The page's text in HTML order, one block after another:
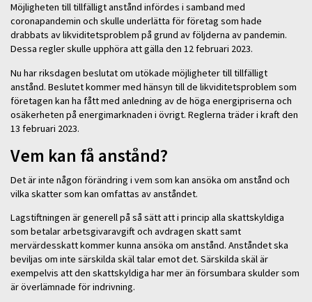
Möjligheten till tillfälligt anstånd infördes i samband med
coronapandemin och skulle underlätta för företag som hade
drabbats av likviditetsproblem på grund av följderna av pandemin.
Dessa regler skulle upphöra att gälla den 12 februari 2023.
Nu har riksdagen beslutat om utökade möjligheter till tillfälligt
anstånd. Beslutet kommer med hänsyn till de likviditetsproblem som
företagen kan ha fått med anledning av de höga energipriserna och
osäkerheten på energimarknaden i övrigt. Reglerna träder i kraft den
13 februari 2023.
Vem kan få anstånd?
Det är inte någon förändring i vem som kan ansöka om anstånd och
vilka skatter som kan omfattas av anståndet.
Lagstiftningen är generell på så sätt att i princip alla skattskyldiga
som betalar arbetsgivaravgift och avdragen skatt samt
mervärdesskatt kommer kunna ansöka om anstånd. Anståndet ska
beviljas om inte särskilda skäl talar emot det. Särskilda skäl är
exempelvis att den skattskyldiga har mer än försumbara skulder som
är överlämnade för indrivning.